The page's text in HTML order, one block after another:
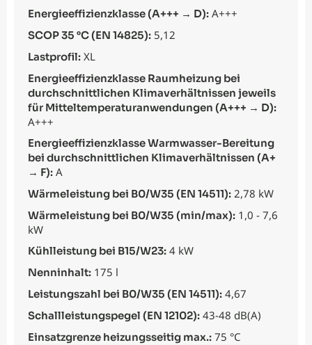
Energieeffizienzklasse (A+++ → D): A+++
SCOP 35 °C (EN 14825): 5,12
Lastprofil: XL
Energieeffizienzklasse Raumheizung bei
durchschnittlichen Klimaverhältnissen jeweils
für Mitteltemperaturanwendungen (A+++ → D):
A+++
Energieeffizienzklasse Warmwasser-Bereitung
bei durchschnittlichen Klimaverhältnissen (A+
→ F): A
Wärmeleistung bei B0/W35 (EN 14511): 2,78 kW
Wärmeleistung bei B0/W35 (min/max): 1,0 - 7,6
kW
Kühlleistung bei B15/W23: 4 kW
Nenninhalt: 175 l
Leistungszahl bei B0/W35 (EN 14511): 4,67
Schallleistungspegel (EN 12102): 43-48 dB(A)
Einsatzgrenze heizungsseitig max.: 75 °C